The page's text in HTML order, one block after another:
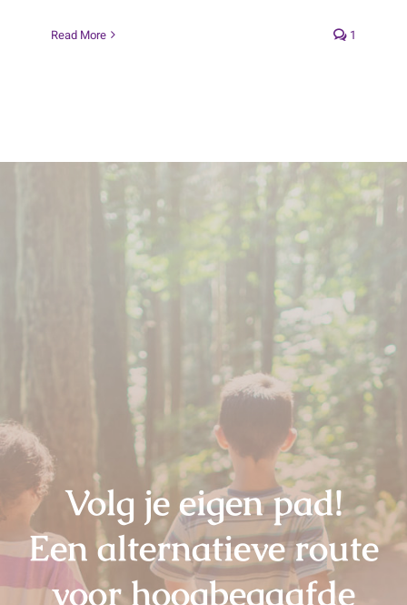
Read More 1
Volg je eigen pad!
Een alternatieve route
voor hoogbegaafde